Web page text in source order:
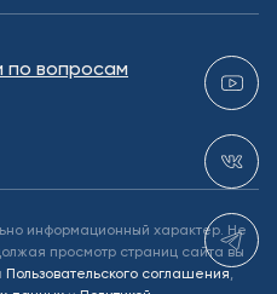
по вопросам
информационный характер. Не
просмотр страниц сайта вы
Пользовательского соглашения,